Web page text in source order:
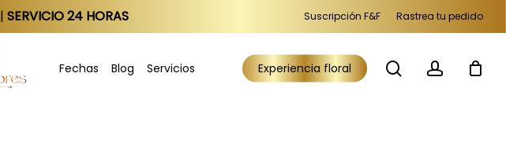
SERVICIO 24 HORAS Suscripción F&F Rastrea tu pedido
Fechas Blog Servicios Experiencia floral search